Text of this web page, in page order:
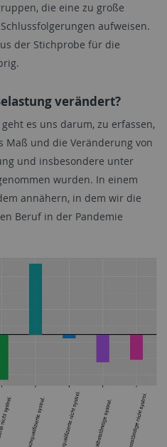
die eine zu große
aufweisen.
der Stichprobe für die
verändert?
es uns darum, zu erfassen,
Maß und die Veränderung von
und insbesondere unter
wurden. In einem
annähern, in dem wir die
Beruf in der Pandemie